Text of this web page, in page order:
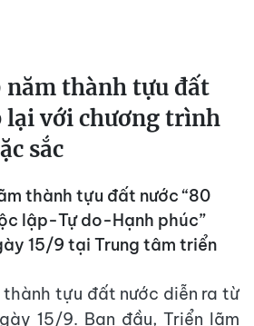
thành tựu đất
lại với chương trình
sắc
thành tựu đất nước “80
lập-Tự do-Hạnh phúc”
15/9 tại Trung tâm triển
thành tựu đất nước diễn ra từ
15/9. Ban đầu, Triển lãm